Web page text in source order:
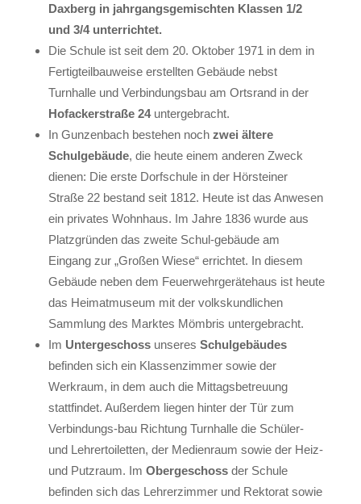
Daxberg in jahrgangsgemischten Klassen 1/2
und 3/4 unterrichtet.
Die Schule ist seit dem 20. Oktober 1971 in dem in
Fertigteilbauweise erstellten Gebäude nebst
Turnhalle und Verbindungsbau am Ortsrand in der
Hofackerstraße 24untergebracht.
In Gunzenbach bestehen noch zwei ältere
Schulgebäude, die heute einem anderen Zweck
dienen: Die erste Dorfschule in der Hörsteiner
Straße 22 bestand seit 1812. Heute ist das Anwesen
ein privates Wohnhaus. Im Jahre 1836 wurde aus
Platzgründen das zweite Schul-gebäude am
Eingang zur „Großen Wiese“ errichtet. In diesem
Gebäude neben dem Feuerwehrgerätehaus ist heute
das Heimatmuseum mit der volkskundlichen
Sammlung des Marktes Mömbris untergebracht.
Im Untergeschossunseres Schulgebäudes
befinden sich ein Klassenzimmer sowie der
Werkraum, in dem auch die Mittagsbetreuung
stattfindet. Außerdem liegen hinter der Tür zum
Verbindungs-bau Richtung Turnhalle die Schüler-
und Lehrertoiletten, der Medienraum sowie der Heiz-
und Putzraum. Im Obergeschossder Schule
befinden sich das Lehrerzimmer und Rektorat sowie